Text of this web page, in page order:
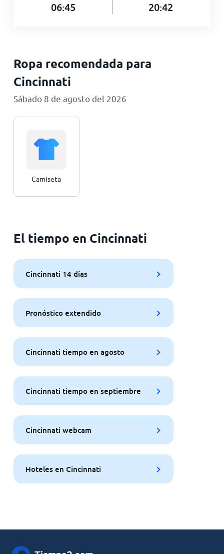
06:45 20:42
Ropa recomendada para
Cincinnati
Sábado 8 de agosto del 2026
Camiseta
El tiempo en Cincinnati
Cincinnati 14 días
Pronóstico extendido
Cincinnati tiempo en agosto
Cincinnati tiempo en septiembre
Cincinnati webcam
Hoteles en Cincinnati